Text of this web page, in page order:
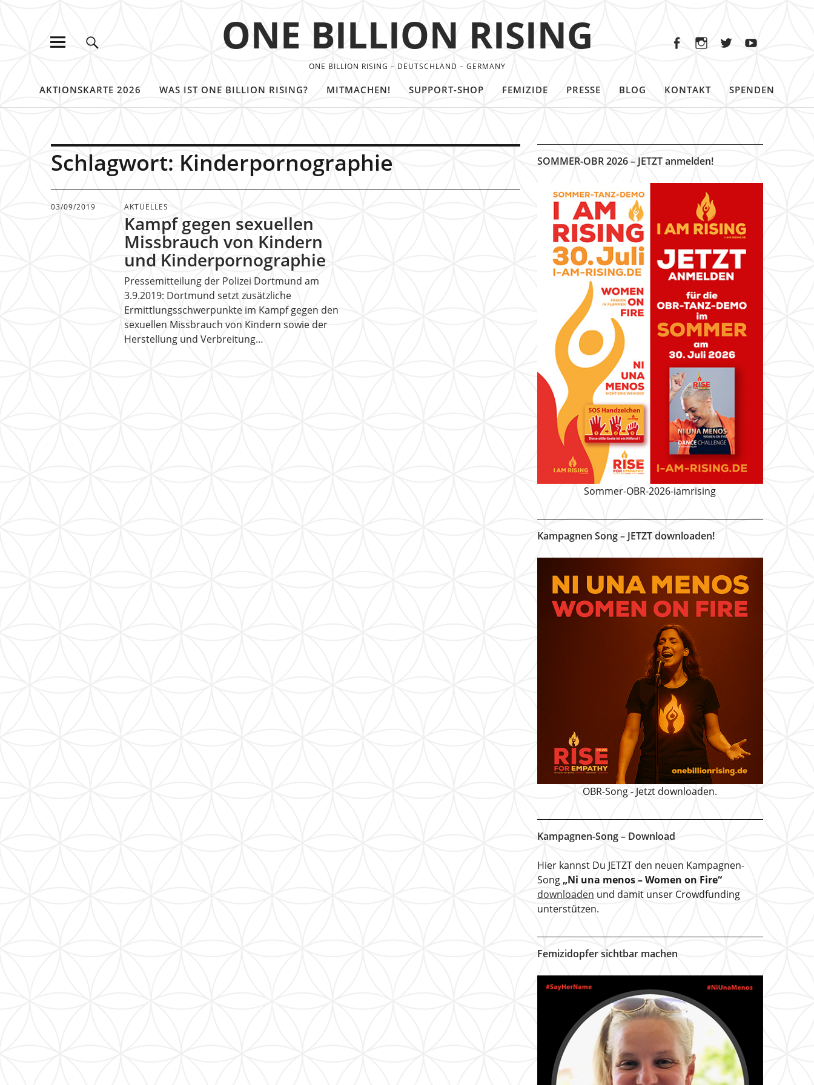
ONE BILLION RISING
ONE BILLION RISING – DEUTSCHLAND – GERMANY
AKTIONSKARTE 2026 WAS IST ONE BILLION RISING? MITMACHEN! SUPPORT-SHOP FEMIZIDE PRESSE BLOG KONTAKT SPENDEN
Schlagwort: Kinderpornographie
03/09/2019 AKTUELLES
Kampf gegen sexuellen
Missbrauch von Kindern
und Kinderpornographie
Pressemitteilung der Polizei Dortmund am
3.9.2019: Dortmund setzt zusätzliche
Ermittlungsschwerpunkte im Kampf gegen den
sexuellen Missbrauch von Kindern sowie der
Herstellung und Verbreitung…
SOMMER-OBR 2026 – JETZT anmelden!
Sommer-OBR-2026-iamrising
Kampagnen Song – JETZT downloaden!
OBR-Song - Jetzt downloaden.
Kampagnen-Song – Download
Hier kannst Du JETZT den neuen Kampagnen-
Song „Ni una menos – Women on Fire“
downloaden und damit unser Crowdfunding
unterstützen.
Femizidopfer sichtbar machen